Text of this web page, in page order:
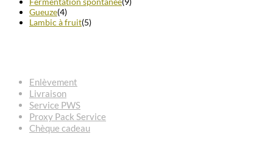
Gueuze(4)
Lambic à fruit(5)
Enlèvement
Livraison
Service PWS
Proxy Pack Service
Chèque cadeau